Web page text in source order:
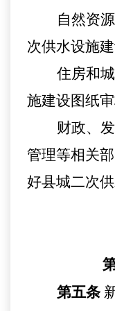
自然资
次供水设施
住房和
施建设图纸审
财政、
管理等相关
好县城二次
第五条